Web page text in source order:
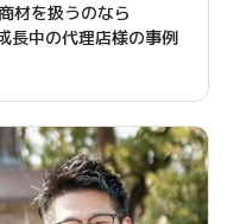
材を扱うのなら
長中の代理店様の事例